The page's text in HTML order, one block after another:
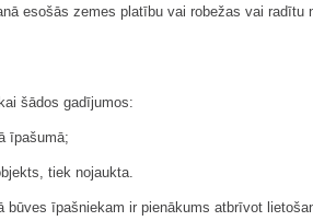
esošās zemes platību vai robežas vai radītu
šādos gadījumos:
īpašumā;
tiek nojaukta.
būves īpašniekam ir pienākums atbrīvot